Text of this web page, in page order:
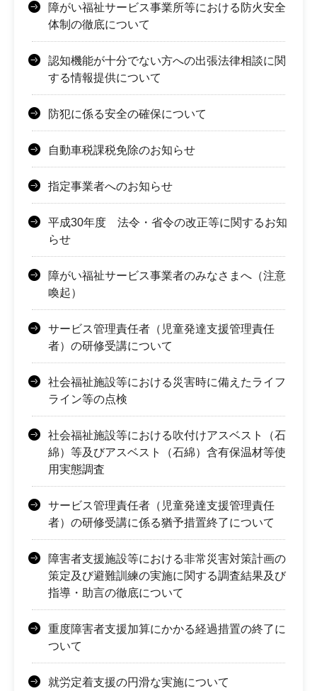
障がい福祉サービス事業所等における防火安全
体制の徹底について
認知機能が十分でない方への出張法律相談に関
する情報提供について
防犯に係る安全の確保について
自動車税課税免除のお知らせ
指定事業者へのお知らせ
平成30年度 法令・省令の改正等に関するお知
らせ
障がい福祉サービス事業者のみなさまへ（注意
喚起）
サービス管理責任者（児童発達支援管理責任
者）の研修受講について
社会福祉施設等における災害時に備えたライフ
ライン等の点検
社会福祉施設等における吹付けアスベスト（石
綿）等及びアスベスト（石綿）含有保温材等使
用実態調査
サービス管理責任者（児童発達支援管理責任
者）の研修受講に係る猶予措置終了について
障害者支援施設等における非常災害対策計画の
策定及び避難訓練の実施に関する調査結果及び
指導・助言の徹底について
重度障害者支援加算にかかる経過措置の終了に
ついて
就労定着支援の円滑な実施について